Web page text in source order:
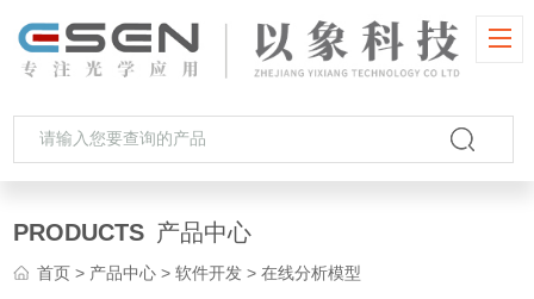
PRODUCTS 产品中心
首页 > 产品中心 >软件开发 > 在线分析模型